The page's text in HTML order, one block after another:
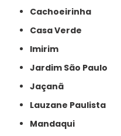
Cachoeirinha
Casa Verde
Imirim
Jardim São Paulo
Jaçanã
Lauzane Paulista
Mandaqui